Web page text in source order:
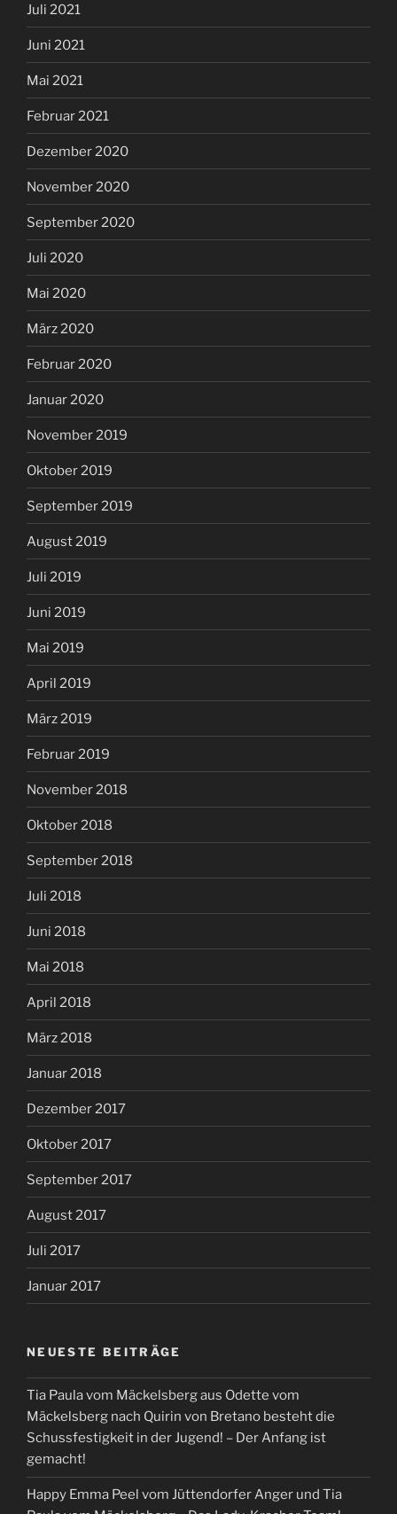
Juli 2021
Juni 2021
Mai 2021
Februar 2021
Dezember 2020
November 2020
September 2020
Juli 2020
Mai 2020
März 2020
Februar 2020
Januar 2020
November 2019
Oktober 2019
September 2019
August 2019
Juli 2019
Juni 2019
Mai 2019
April 2019
März 2019
Februar 2019
November 2018
Oktober 2018
September 2018
Juli 2018
Juni 2018
Mai 2018
April 2018
März 2018
Januar 2018
Dezember 2017
Oktober 2017
September 2017
August 2017
Juli 2017
Januar 2017
NEUESTE BEITRÄGE
Tia Paula vom Mäckelsberg aus Odette vom
Mäckelsberg nach Quirin von Bretano besteht die
Schussfestigkeit in der Jugend! – Der Anfang ist
gemacht!
Happy Emma Peel vom Jüttendorfer Anger und Tia